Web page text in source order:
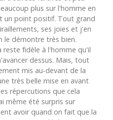
plus sur l'homme en
un point positif. Tout grand
ses joies et j'en
le démontre très bien.
reste fidèle à l'homme qu'il
dessus. Mais, tout
mis au-devant de la
très belle mise en avant
répercutions que cela
même été surpris sur
avoir quand on fait que la